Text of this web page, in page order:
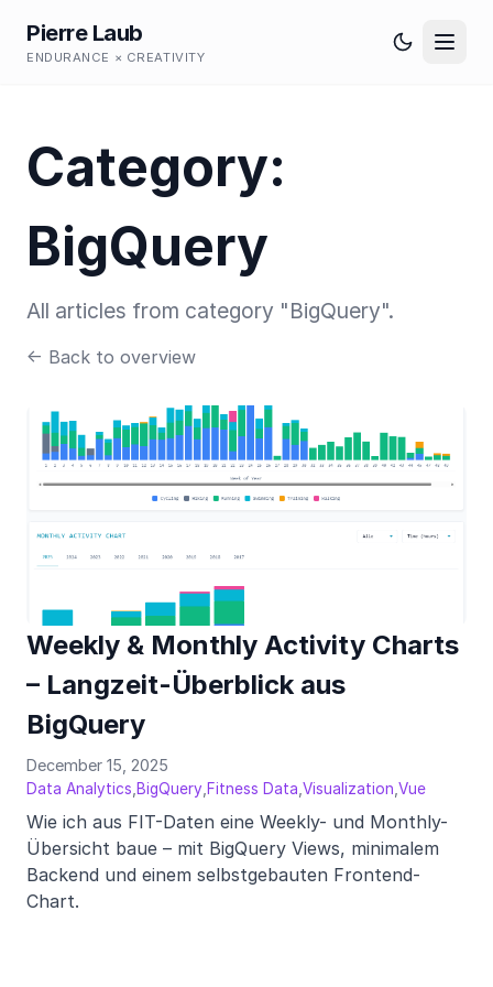
Pierre Laub
ENDURANCE × CREATIVITY
Category:
BigQuery
All articles from category "BigQuery".
← Back to overview
Weekly & Monthly Activity Charts
– Langzeit-Überblick aus
BigQuery
December 15, 2025
Data Analytics BigQuery Fitness Data Visualization Vue
Wie ich aus FIT-Daten eine Weekly- und Monthly-
Übersicht baue – mit BigQuery Views, minimalem
Backend und einem selbstgebauten Frontend-
Chart.